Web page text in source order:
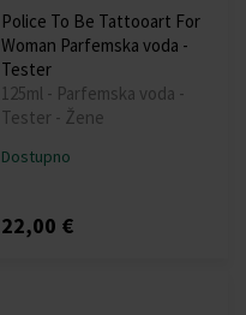
Police To Be Tattooart For
Woman Parfemska voda -
Tester
125ml - Parfemska voda -
Tester - Žene
Dostupno
22,00 €